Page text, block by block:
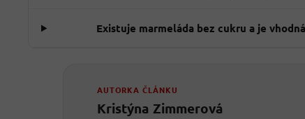
Existuje marmeláda bez cukru a je
AUTORKA ČLÁNKU
Kristýna Zimmerová